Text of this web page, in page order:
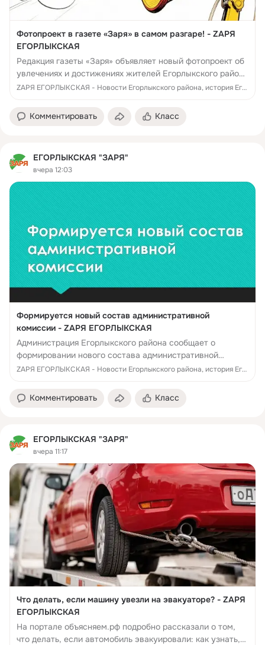
Фотопроект в газете «Заря» в самом разгаре! - ZАРЯ
ЕГОРЛЫКСКАЯ
Редакция газеты «Заря» объявляет новый фотопроект об
увлечениях и достижениях жителей Егорлыкского района
«Мы ищем таланты». Присылайте фотографии и
ZАРЯ ЕГОРЛЫКСКАЯ - Новости Егорлыкского района, история Егорлыкского района, памятники, люди, достижения, события Егорлыкского района
Комментировать Класс
ЕГОРЛЫКСКАЯ "ЗАРЯ"
вчера 12:03
Формируется новый состав административной
комиссии - ZАРЯ ЕГОРЛЫКСКАЯ
Администрация Егорлыкского района сообщает о
формировании нового состава административной
комиссии при администрации Егорлыкского района
ZАРЯ ЕГОРЛЫКСКАЯ - Новости Егорлыкского района, история Егорлыкского района, памятники, люди, достижения, события Егорлыкского района
Комментировать Класс
ЕГОРЛЫКСКАЯ "ЗАРЯ"
вчера 11:17
Что делать, если машину увезли на эвакуаторе? - ZАРЯ
ЕГОРЛЫКСКАЯ
На портале объясняем.рф подробно рассказали о том,
что делать, если автомобиль эвакуировали: как узнать,